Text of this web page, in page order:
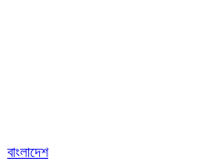
বাংলাদেশ